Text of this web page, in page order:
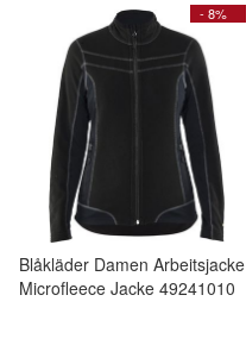
- 8%
Blåkläder Damen Arbeitsjacke
Microfleece Jacke 49241010